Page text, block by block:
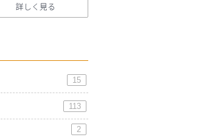
詳しく見る
15
113
2